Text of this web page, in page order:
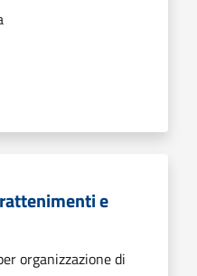
e
organizzazione di